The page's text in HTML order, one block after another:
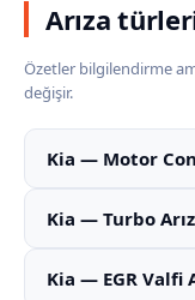
Arıza
Özetler bilgilendirme
değişir.
Kia — Motor
Kia — Turbo
Kia — EGR Valfi